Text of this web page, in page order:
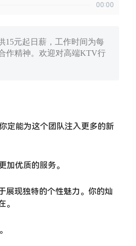
00:00
15元起日薪，工作时间为每
作精神。欢迎对高端KTV行
定能为这个团队注入更多的新
优质的服务。
展现独特的个性魅力。你的灿
。